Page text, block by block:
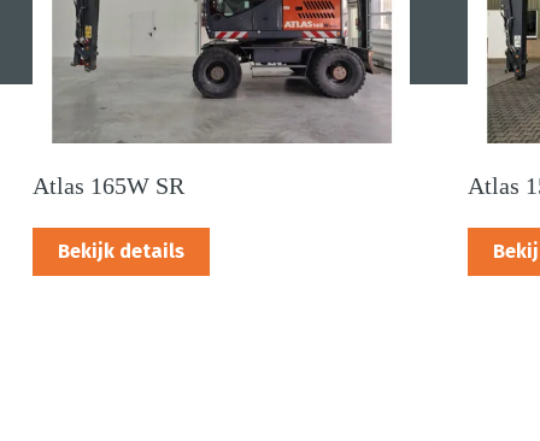
Atlas 165W SR
Bekijk details
Atlas